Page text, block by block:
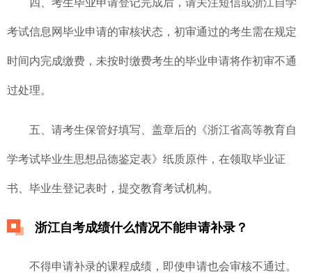
考试信息网毕业申请的审核状态，初审通过的考生需在规定
时间内完成缴费，未按时缴费考生的毕业申请将作初审不通
过处理。
五、请考生保管好填写、盖章后的《浙江省高等教育自
学考试毕业生思想品德鉴定表》纸质原件，在领取毕业证
书、毕业生登记表时，提交教育考试机构。
浙江自考成绩什么情况不能申请补录？
不得申请补录的课程成绩，即使申请也会审核不通过。